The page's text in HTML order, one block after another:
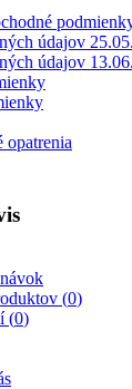
údajov
údajov
opatrenia
(0)
(0)